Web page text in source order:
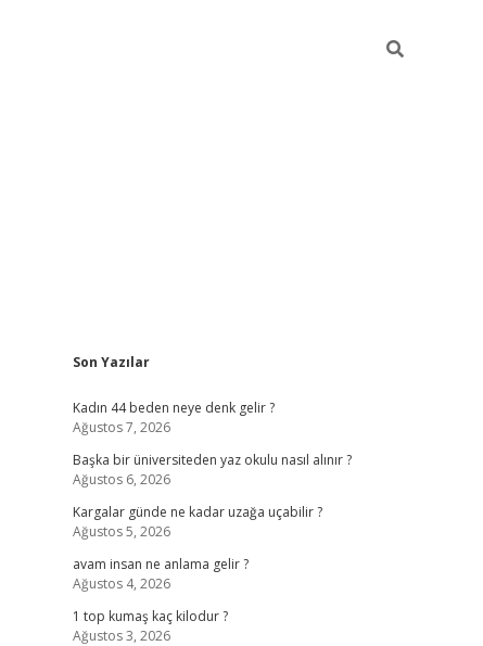
Sidebar
Son Yazılar
Kadın 44 beden neye denk gelir ?
Ağustos 7, 2026
Başka bir üniversiteden yaz okulu nasıl alınır ?
Ağustos 6, 2026
Kargalar günde ne kadar uzağa uçabilir ?
Ağustos 5, 2026
avam insan ne anlama gelir ?
Ağustos 4, 2026
1 top kumaş kaç kilodur ?
Ağustos 3, 2026